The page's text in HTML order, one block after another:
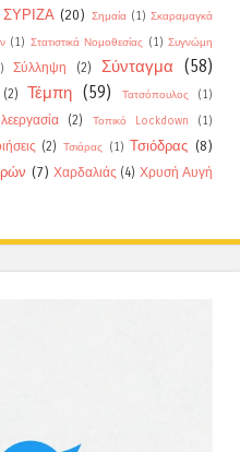
ΣΥΡΙΖΑ (20) Σημαία (1) Σκαραμαγκά
(1) Στατιστικά Νομοθεσίας (1) Συγνώμη
Σύλληψη (2) Σύνταγμα (58)
(2) Τέμπη (59) Τατσόπουλος
(1)
(2) Τοπικό Lockdown
(1)
(2) Τσιάρας (1) Τσιόδρας (8)
(7) Χαρδαλιάς (4) Χρυσή Αυγή